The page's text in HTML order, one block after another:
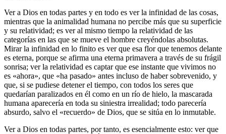
Ver a Dios en todas partes y en todo es ver la infinidad de las cosas,
mientras que la animalidad humana no percibe más que su superficie
y su relatividad; es ver al mismo tiempo la relatividad de las
categorías en las que se mueve el hombre creyéndolas absolutas.
Mirar la infinidad en lo finito es ver que esa flor que tenemos delante
es eterna, porque se afirma una eterna primavera a través de su frágil
sonrisa; ver la relatividad es captar que ese instante que vivimos no
es «ahora», que «ha pasado» antes incluso de haber sobrevenido, y
que, si se pudiese detener el tiempo, con todos los seres que
quedarían paralizados en él como en un río de hielo, la mascarada
humana aparecería en toda su siniestra irrealidad; todo parecería
absurdo, salvo el «recuerdo» de Dios, que se sitúa en lo inmutable.
Ver a Dios en todas partes, por tanto, es esencialmente esto: ver que